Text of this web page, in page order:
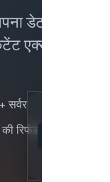
डेटा सुरक्षित
एक्सेस करें —
सर्वर
रिफंड